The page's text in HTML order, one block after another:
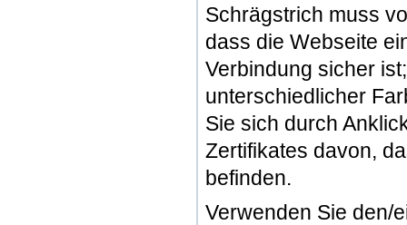
Schrägstrich muss
dass die Webseite
Verbindung sicher
unterschiedlicher
Sie sich durch
Zertifikates davon,
befinden.
Verwenden Sie den/